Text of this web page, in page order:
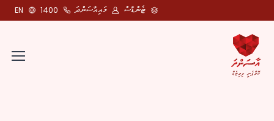
ޓެންޑާސް މައިއާސަންދަ 1400
EN